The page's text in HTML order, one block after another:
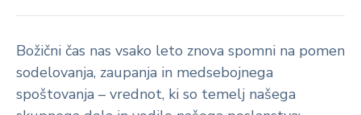
Božični čas nas vsako leto znova spomni na pomen
sodelovanja, zaupanja in medsebojnega
spoštovanja – vrednot, ki so temelj našega